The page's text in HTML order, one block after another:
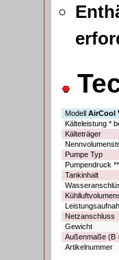
Modell AirCool
Kälteleistung *
Kälteträger
Pumpe Typ
Pumpendruck **
Tankinhalt
Netzanschluss
Gewicht
Außenmaße (B
Artikelnummer